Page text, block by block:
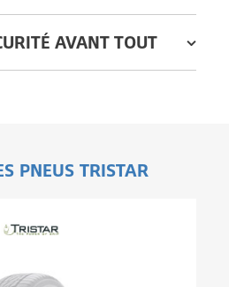
AVANT TOUT
PNEUS TRISTAR